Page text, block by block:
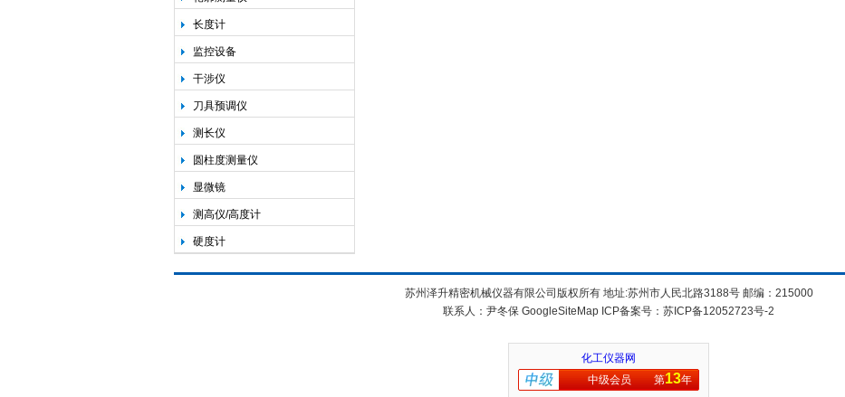
长度计
监控设备
干涉仪
刀具预调仪
测长仪
圆柱度测量仪
显微镜
测高仪/高度计
硬度计
苏州泽升精密机械仪器有限公司版权所有 地址:苏州市人民北路3188号 邮编：215000
联系人：尹冬保 GoogleSiteMap ICP备案号： 苏ICP备12052723号-2
化工仪器网
中级会员
第13年